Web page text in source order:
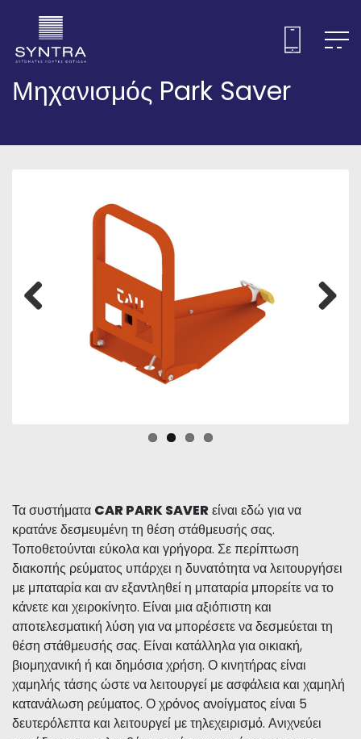
Μηχανισμός Park Saver
Τα συστήματα CAR PARK SAVERείναι εδώ για να
κρατάνε δεσμευμένη τη θέση στάθμευσής σας.
Τοποθετούνται εύκολα και γρήγορα. Σε περίπτωση
διακοπής ρεύματος υπάρχει η δυνατότητα να λειτουργήσει
με μπαταρία και αν εξαντληθεί η μπαταρία μπορείτε να το
κάνετε και χειροκίνητο. Είναι μια αξιόπιστη και
αποτελεσματική λύση για να μπορέσετε να δεσμεύεται τη
θέση στάθμευσής σας. Είναι κατάλληλα για οικιακή,
βιομηχανική ή και δημόσια χρήση. Ο κινητήρας είναι
χαμηλής τάσης ώστε να λειτουργεί με ασφάλεια και χαμηλή
κατανάλωση ρεύματος. Ο χρόνος ανοίγματος είναι 5
δευτερόλεπτα και λειτουργεί με τηλεχειρισμό. Ανιχνεύει